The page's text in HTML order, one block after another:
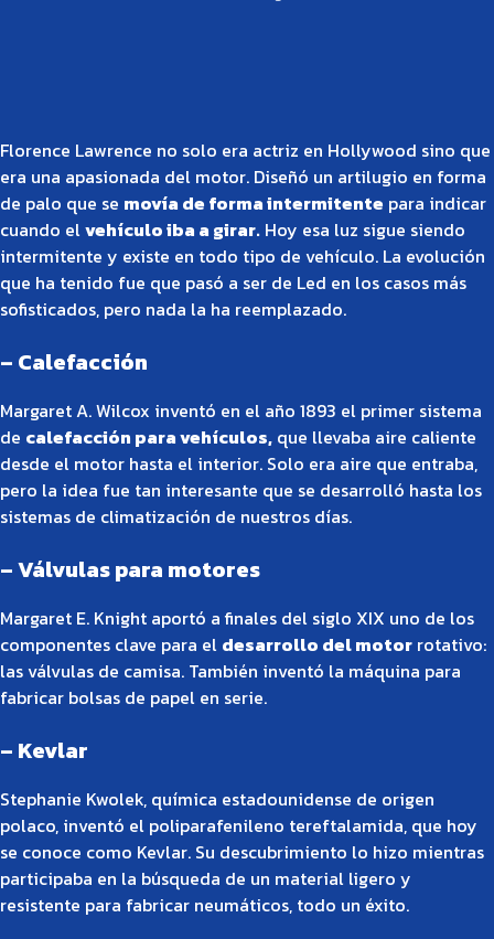
Florence Lawrence no solo era actriz en Hollywood sino que
era una apasionada del motor. Diseñó un artilugio en forma
de palo que se movía de forma intermitente para indicar
cuando elvehículo iba a girar. Hoy esa luz sigue siendo
intermitente y existe en todo tipo de vehículo. La evolución
que ha tenido fue que pasó a ser de Led en los casos más
sofisticados, pero nada la ha reemplazado.
– Calefacción
Margaret A. Wilcox inventó en el año 1893 el primer sistema
de calefacción para vehículos, que llevaba aire caliente
desde el motor hasta el interior. Solo era aire que entraba,
pero la idea fue tan interesante que se desarrolló hasta los
sistemas de climatización de nuestros días.
– Válvulas para motores
Margaret E. Knight aportó a finales del siglo XIX uno de los
componentes clave para el desarrollo del motor rotativo:
las válvulas de camisa. También inventó la máquina para
fabricar bolsas de papel en serie.
– Kevlar
Stephanie Kwolek, química estadounidense de origen
polaco, inventó el poliparafenileno tereftalamida, que hoy
se conoce como Kevlar. Su descubrimiento lo hizo mientras
participaba en la búsqueda de un material ligero y
resistente para fabricar neumáticos, todo un éxito.